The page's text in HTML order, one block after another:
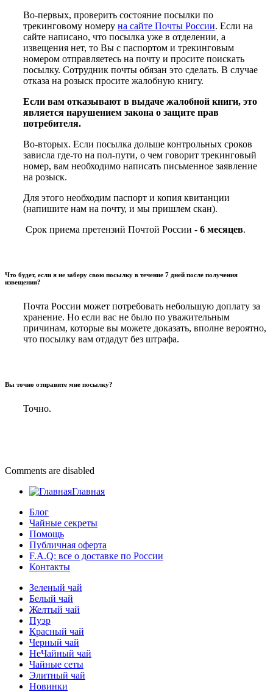
Во-первых, проверить состояние посылки по
трекинговому номеру на сайте Почты России. Если на
сайте написано, что посылка уже в отделении, а
извещения нет, то Вы с паспортом и трекинговым
номером отправляетесь на почту и просите поискать
посылку. Сотрудник почты обязан это сделать. В случае
отказа на розыск просите жалобную книгу.
Если вам отказывают в выдаче жалобной книги, это
является нарушением закона о защите прав
потребителя.
Во-вторых. Если посылка дольше контрольных сроков
зависла где-то на пол-пути, о чем говорит трекинговый
номер, вам необходимо написать письменное заявление
на розыск.
Для этого необходим паспорт и копия квитанции
(напишите нам на почту, и мы пришлем скан).
Срок приема претензий Почтой России - 6 месяцев.
Что будет, если я не заберу свою посылку в течение 7 дней после получения
извещения?
Почта России может потребовать небольшую доплату за
хранение. Но если вас не было по уважительным
причинам, которые вы можете доказать, вполне вероятно,
что посылку вам отдадут без штрафа.
Вы точно отправите мне посылку?
Точно.
Comments are disabled
Главная
Блог
Чайные секреты
Помощь
Публичная оферта
F.A.Q: все о доставке по России
Контакты
Зеленый чай
Белый чай
Желтый чай
Пуэр
Красный чай
Черный чай
НеЧайный чай
Чайные сеты
Элитный чай
Новинки